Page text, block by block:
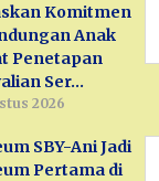
Komitmen
Anak
Penetapan
Ser…
2026
SBY-Ani Jadi
Pertama di